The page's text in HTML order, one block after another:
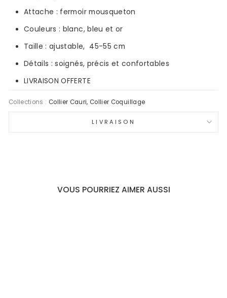
Attache : fermoir mousqueton
Couleurs : blanc, bleu et or
Taille : ajustable, 45-55 cm
Détails : soignés, précis et confortables
LIVRAISON OFFERTE
Collections : Collier Cauri,Collier Coquillage
LIVRAISON
VOUS POURRIEZ AIMER AUSSI